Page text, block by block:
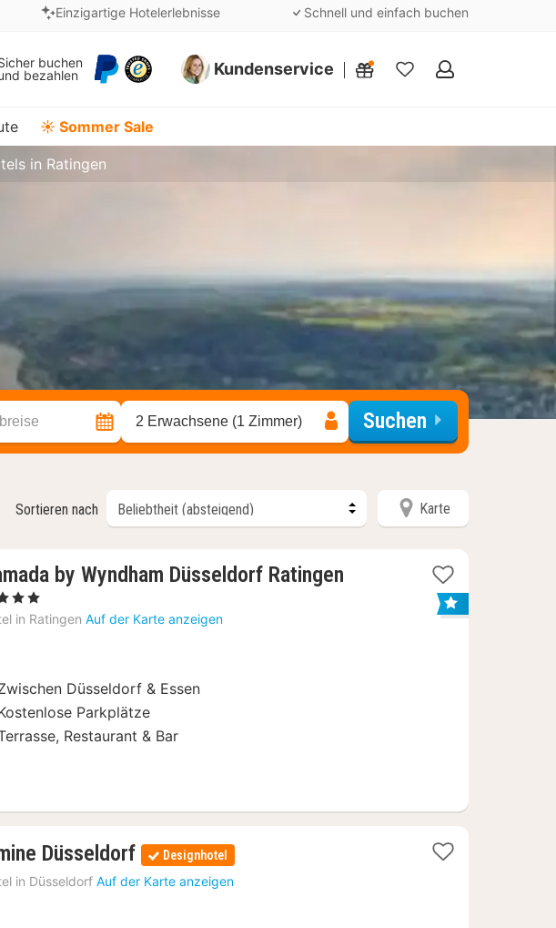
Einzigartige Hotelerlebnisse Schnell und einfach buchen
buchen
bezahlen
Kundenservice
Meine
☀️ Sommer Sale
in Ratingen
2 Erwachsene (1 Zimmer) Suchen
Sortieren nach Karte
Bild
by Wyndham Düsseldorf Ratingen
in Ratingen Auf der Karte anzeigen
Düsseldorf & Essen
Parkplätze
Restaurant & Bar
Düsseldorf 2
Nächte
ab
Designhotel
in Düsseldorf Auf der Karte anzeigen